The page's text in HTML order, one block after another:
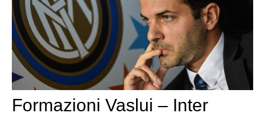
Formazioni Vaslui – Inter